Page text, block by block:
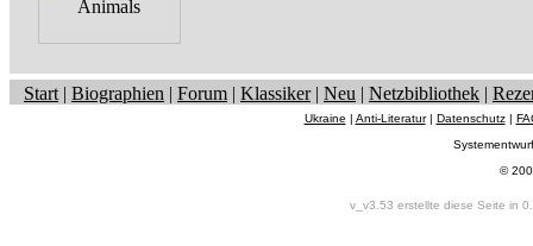
Start | Biographien | Forum | Klassiker| Neu | Netzbibliothek |
Ukraine | Anti-Literatur| Datenschutz|
©
v_v3.53 erstellte diese Seite in